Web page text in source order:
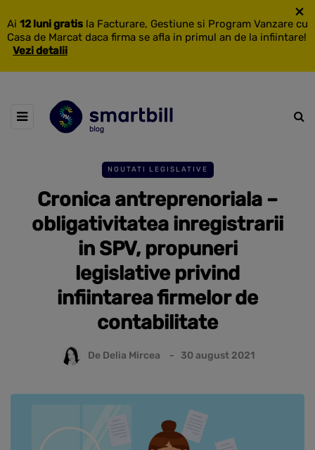
Ai 12 luni gratis la Facturare, Gestiune si Program Vanzare cu
Casa de Marcat daca firma se afla in primul an de la infiintare!
Vezi detalii
×
NOUTATI LEGISLATIVE
Cronica antreprenoriala –
obligativitatea inregistrarii
in SPV, propuneri
legislative privind
infiintarea firmelor de
contabilitate
De Delia Mircea 30 august 2021